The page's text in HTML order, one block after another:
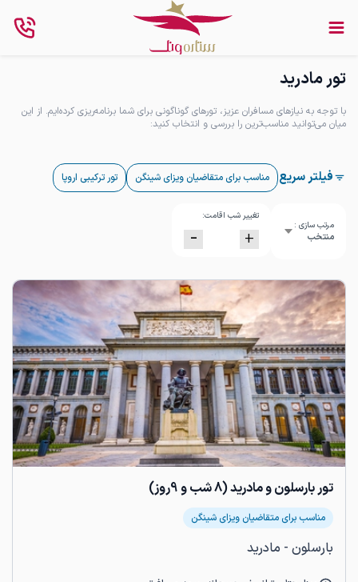
تور مادرید
با توجه به نیازهای مسافران عزیز، تورهای گوناگونی برای شما برنامه‌ریزی کرده‌ایم. از این
میان می‌توانید مناسب‌ترین را بررسی و انتخاب کنید:
فیلتر سریع مناسب برای متقاضیان ویزای شینگن تور ترکیبی اروپا
مرتب سازی :
منتخب
تغییر شب اقامت:
+
-
تور بارسلون و مادرید (8 شب و 9روز)
مناسب برای متقاضیان ویزای شینگن
بارسلون - مادرید